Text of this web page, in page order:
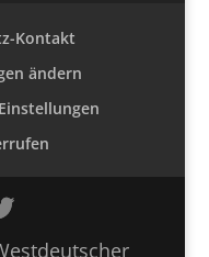
Kontakt
ändern